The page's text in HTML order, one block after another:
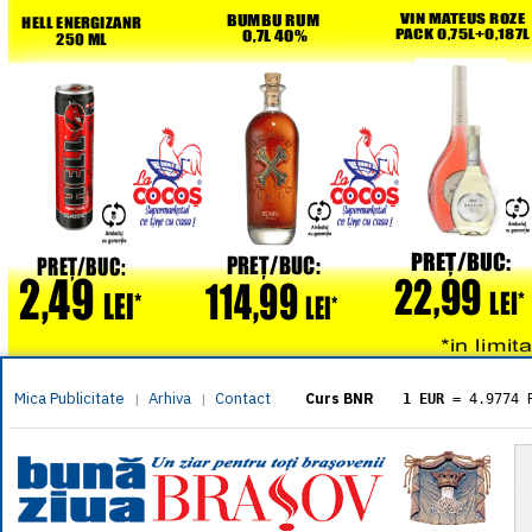
Mica Publicitate | Arhiva | Contact Curs BNR 1 EUR = 4.9774
= 5.8304
1 XAU= 464.4611
1 AED= 1.1933
1 AUD= 2.7957
1 BGN= 2.5449